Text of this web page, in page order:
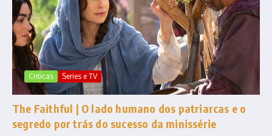
Criticas Series e TV
The Faithful | O lado humano dos patriarcas e o
segredo por trás do sucesso da minissérie